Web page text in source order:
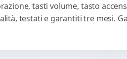
tasti volume, tasto
testati e garantiti tre mesi.